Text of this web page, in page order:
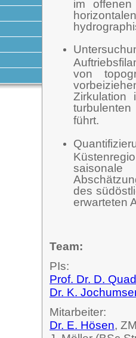
im
von
Zirkulation
führt.
des
erwarteten
Team:
PIs:
Prof. Dr. D.
Dr. K.
Mitarbeiter:
Dr. E. Hösen,